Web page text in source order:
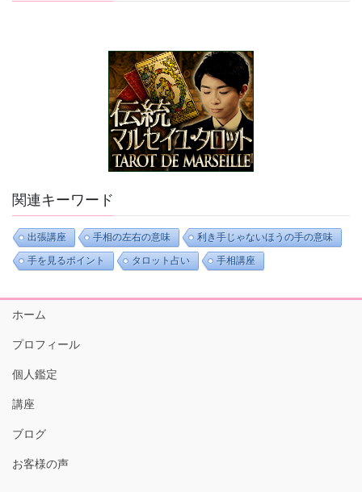
関連キーワード
出張講座 手相の左右の意味 利き手じゃないほうの手の意味
手を見るポイント タロット占い 手相講座
ホーム
プロフィール
個人鑑定
講座
ブログ
お客様の声